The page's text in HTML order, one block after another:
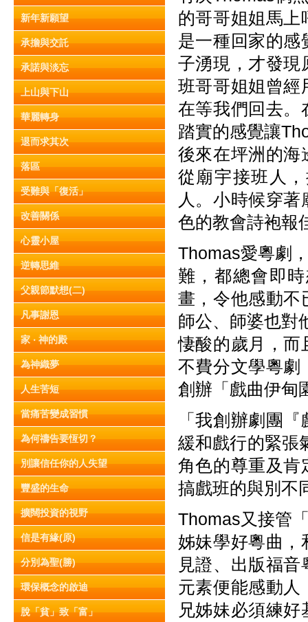
新年新願望
承擔與交託
承諾與淡忘
上山與下山
華麗轉身
退而求其次
落區
受難與「復活」
改善關係
心靈小屋
逆轉思維
父親節默想(二)
凡事謝恩
家 ‧ 神的殿
為神織夢
人生苦短
當痛苦變成習慣
為何禱告要恆切？
別讓信任你的人失望
豐盛的生命
擴闊投資的視野
信是有緣(原)
分別為聖(勝)
環保概念的啟迪
脫「貧」致「富」
的哥哥姐姐馬上
是一種回家的感
子湧現，才發現
班哥哥姐姐曾經
在等我們回去。
踏實的感覺讓
後來在坪洲的海
從廟宇接班人
人。小時候穿
色的教會詩袍報
Thomas愛粵劇
難，都總會即
畫，令他感動不
師公、師婆也對
悽酸的歲月，而
不費分文學粵劇
創辦「戲曲伊甸
「我創辦劇團
緩和戲行的緊張
角色的尊重及肯
搞戲班的與別不
Thomas又接管
姊妹學好粵曲，
見證、出版福
元素便能感動人
兄姊妹必須練